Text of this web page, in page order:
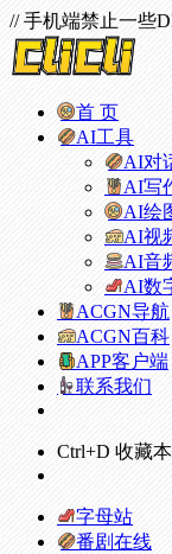
// 手机端禁止一些
首 页
AI工具
AI对
AI写
AI绘
AI视
AI音
AI数
ACGN导航
ACGN百科
APP客户端
联系我们
Ctrl+D 收藏
字母站
番剧在线